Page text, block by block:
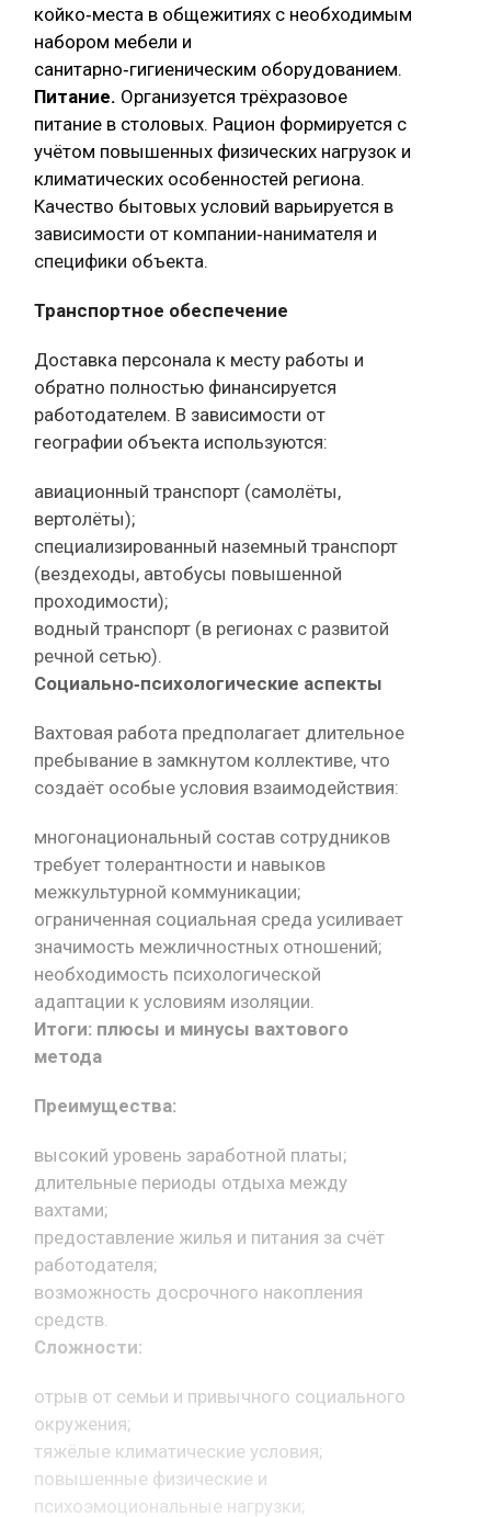
койко‑места в общежитиях с необходимым
набором мебели и
санитарно‑гигиеническим оборудованием.
Питание. Организуется трёхразовое
питание в столовых. Рацион формируется с
учётом повышенных физических нагрузок и
климатических особенностей региона.
Качество бытовых условий варьируется в
зависимости от компании‑нанимателя и
специфики объекта.
Транспортное обеспечение
Доставка персонала к месту работы и
обратно полностью финансируется
работодателем. В зависимости от
географии объекта используются:
авиационный транспорт (самолёты,
вертолёты);
специализированный наземный транспорт
(вездеходы, автобусы повышенной
проходимости);
водный транспорт (в регионах с развитой
речной сетью).
Социально‑психологические аспекты
Вахтовая работа предполагает длительное
пребывание в замкнутом коллективе, что
создаёт особые условия взаимодействия:
многонациональный состав сотрудников
требует толерантности и навыков
межкультурной коммуникации;
ограниченная социальная среда усиливает
значимость межличностных отношений;
необходимость психологической
адаптации к условиям изоляции.
Итоги: плюсы и минусы вахтового
метода
Преимущества:
высокий уровень заработной платы;
длительные периоды отдыха между
вахтами;
предоставление жилья и питания за счёт
работодателя;
возможность досрочного накопления
средств.
Сложности:
отрыв от семьи и привычного социального
окружения;
тяжёлые климатические условия;
повышенные физические и
психоэмоциональные нагрузки;